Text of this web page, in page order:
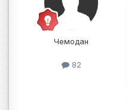
Чемодан
82